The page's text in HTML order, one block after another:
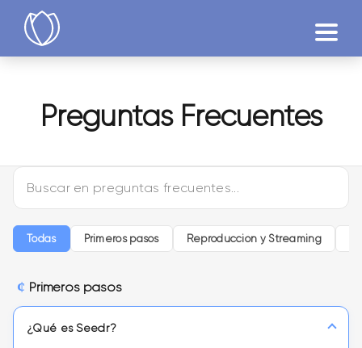
Probar
Preguntas Frecuentes
Todas Primeros pasos Reproducción y Streaming
Primeros pasos
¿Qué es Seedr?